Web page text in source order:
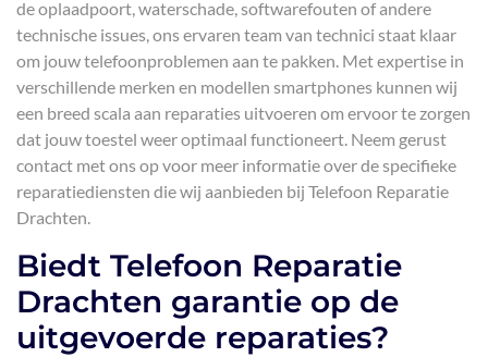
de oplaadpoort, waterschade, softwarefouten of andere
technische issues, ons ervaren team van technici staat klaar
om jouw telefoonproblemen aan te pakken. Met expertise in
verschillende merken en modellen smartphones kunnen wij
een breed scala aan reparaties uitvoeren om ervoor te zorgen
dat jouw toestel weer optimaal functioneert. Neem gerust
contact met ons op voor meer informatie over de specifieke
reparatiediensten die wij aanbieden bij Telefoon Reparatie
Drachten.
Biedt Telefoon Reparatie
Drachten garantie op de
uitgevoerde reparaties?